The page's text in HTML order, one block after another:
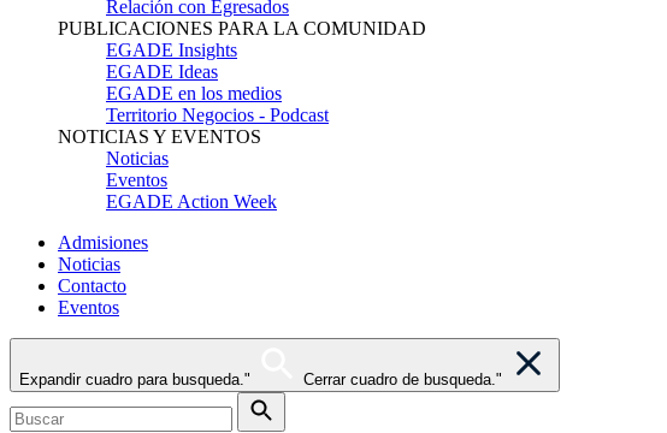
Relación con Egresados
PUBLICACIONES PARA LA COMUNIDAD
EGADE Insights
EGADE Ideas
EGADE en los medios
Territorio Negocios - Podcast
NOTICIAS Y EVENTOS
Noticias
Eventos
EGADE Action Week
Admisiones
Noticias
Contacto
Eventos
Expandir cuadro para busqueda." Cerrar cuadro de busqueda."